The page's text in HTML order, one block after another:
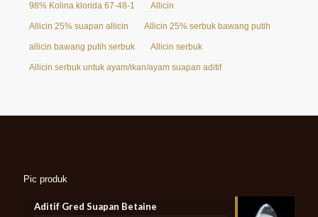
98% Kolina klorida 67-48-1 Allicin
Allicin 25% suapan allicin Allicin 25% serbuk bawang putih
allicin bawang putih serbuk Allicin serbuk
Allicin serbuk untuk ayam/ikan/ayam suapan aditif
Pic produk
Aditif Gred Suapan Betaine